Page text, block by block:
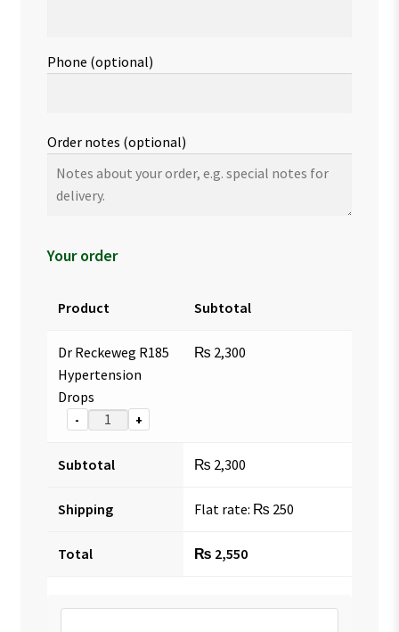
Phone (optional)
Order notes (optional)
Your order
Product Subtotal
Dr Reckeweg R185
Hypertension
Drops
- +
₨ 2,300
Subtotal ₨ 2,300
Shipping Flat rate: ₨ 250
Total ₨ 2,550